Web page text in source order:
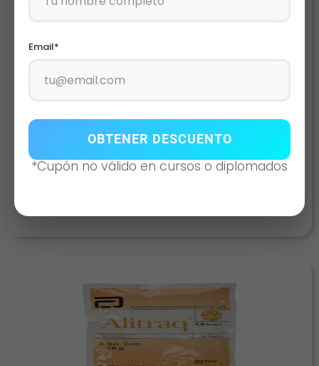
PROBIVOS FEM
Email*
OBTENER DESCUENTO
*Cupón no válido en cursos o diplomados